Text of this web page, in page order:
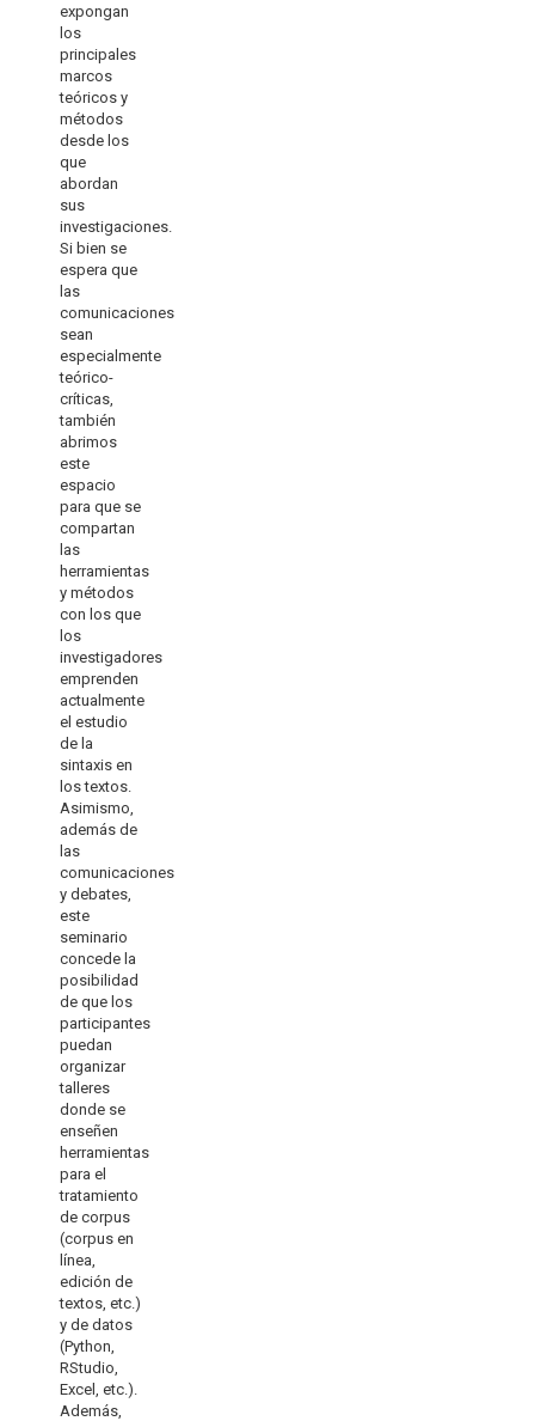
expongan
los
principales
marcos
teóricos y
métodos
desde los
que
abordan
sus
investigaciones.
Si bien se
espera que
las
comunicaciones
sean
especialmente
teórico-
críticas,
también
abrimos
este
espacio
para que se
compartan
las
herramientas
y métodos
con los que
los
investigadores
emprenden
actualmente
el estudio
de la
sintaxis en
los textos.
Asimismo,
además de
las
comunicaciones
y debates,
este
seminario
concede la
posibilidad
de que los
participantes
puedan
organizar
talleres
donde se
enseñen
herramientas
para el
tratamiento
de corpus
(corpus en
línea,
edición de
textos, etc.)
y de datos
(Python,
RStudio,
Excel, etc.).
Además,